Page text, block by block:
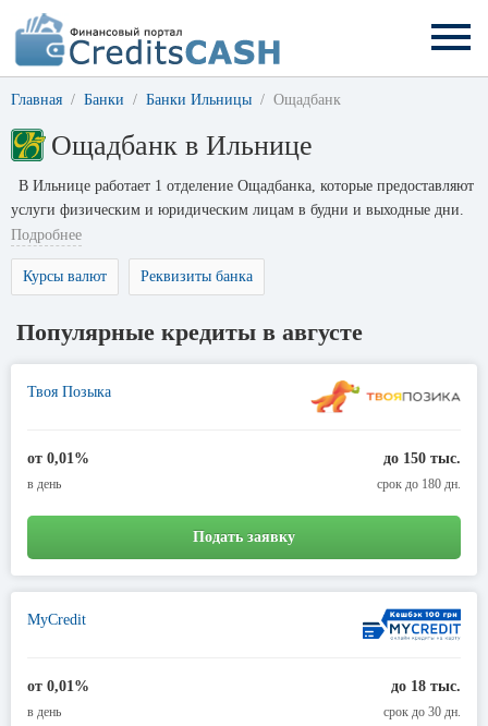
Главная Банки Банки Ильницы Ощадбанк
Ощадбанк в Ильнице
В Ильнице работает 1 отделение Ощадбанка, которые предоставляют
услуги физическим и юридическим лицам в будни и выходные дни.
Подробнее
Курсы валют Реквизиты банка
Популярные кредиты в августе
Твоя Позыка
от 0,01%
в день
до 150 тыс.
срок до 180 дн.
Подать заявку
MyCredit
от 0,01%
в день
до 18 тыс.
срок до 30 дн.